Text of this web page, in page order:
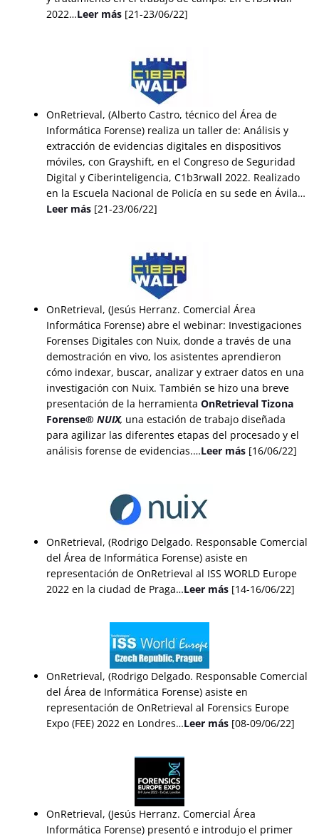
2022…Leer más [21-23/06/22]
OnRetrieval, (Alberto Castro, técnico del Área de
Informática Forense) realiza un taller de: Análisis y
extracción de evidencias digitales en dispositivos
móviles, con Grayshift, en el Congreso de Seguridad
Digital y Ciberinteligencia, C1b3rwall 2022. Realizado
en la Escuela Nacional de Policía en su sede en Ávila…
Leer más [21-23/06/22]
OnRetrieval, (Jesús Herranz. Comercial Área
Informática Forense) abre el webinar: Investigaciones
Forenses Digitales con Nuix, donde a través de una
demostración en vivo, los asistentes aprendieron
cómo indexar, buscar, analizar y extraer datos en una
investigación con Nuix. También se hizo una breve
presentación de la herramienta OnRetrieval Tizona
Forense® NUIX, una estación de trabajo diseñada
para agilizar las diferentes etapas del procesado y el
análisis forense de evidencias.…Leer más [16/06/22]
OnRetrieval, (Rodrigo Delgado. Responsable Comercial
del Área de Informática Forense) asiste en
representación de OnRetrieval al ISS WORLD Europe
2022 en la ciudad de Praga…Leer más [14-16/06/22]
OnRetrieval, (Rodrigo Delgado. Responsable Comercial
del Área de Informática Forense) asiste en
representación de OnRetrieval al Forensics Europe
Expo (FEE) 2022 en Londres…Leer más [08-09/06/22]
OnRetrieval, (Jesús Herranz. Comercial Área
Informática Forense) presentó e introdujo el primer